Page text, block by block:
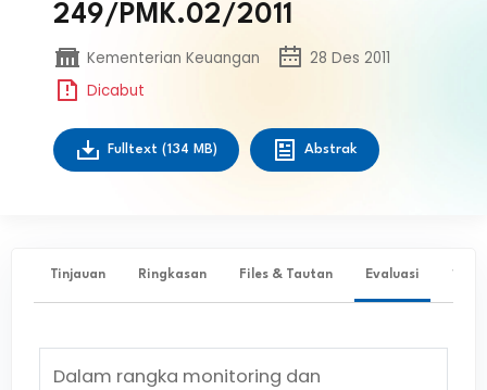
249/PMK.02/2011
Kementerian Keuangan
28 Des 2011
Dicabut
Fulltext (134 MB) Abstrak
Tinjauan Ringkasan Files & Tautan Evaluasi ✨
Dalam rangka monitoring dan